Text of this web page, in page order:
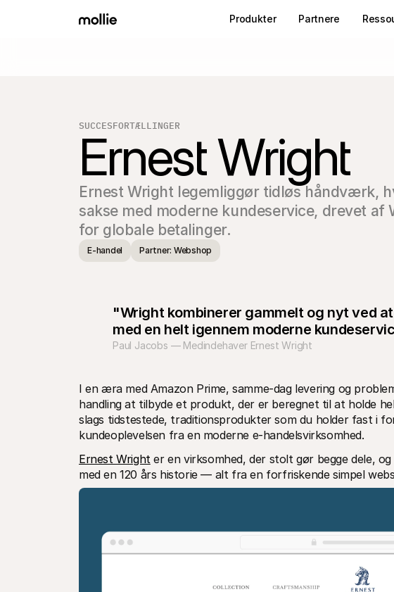
Produkter Partnere
SUCCESFORTÆLLINGER
Ernest Wright
Ernest Wright legemliggør tidløs håndværk,
sakse med moderne kundeservice, drevet af
for globale betalinger.
E-handel Partner: Webshop
"Wright kombinerer gammelt og nyt ved
med en helt igennem moderne
Paul Jacobs — Medindehaver Ernest Wright
I en æra med Amazon Prime, samme-dag levering og
handling at tilbyde et produkt, der er beregnet til at holde
slags tidstestede, traditionsprodukter som du holder fast i
kundeoplevelsen fra en moderne e-handelsvirksomhed.
Ernest Wright er en virksomhed, der stolt gør begge dele,
med en 120 års historie — alt fra en forfriskende simpel